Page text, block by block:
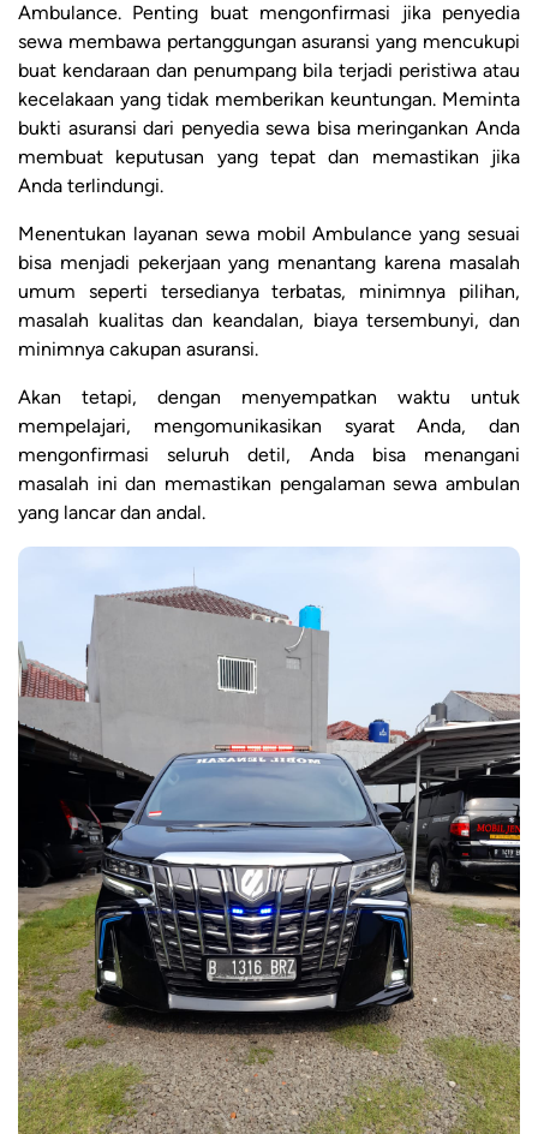
Ambulance. Penting buat mengonfirmasi jika penyedia
sewa membawa pertanggungan asuransi yang mencukupi
buat kendaraan dan penumpang bila terjadi peristiwa atau
kecelakaan yang tidak memberikan keuntungan. Meminta
bukti asuransi dari penyedia sewa bisa meringankan Anda
membuat keputusan yang tepat dan memastikan jika
Anda terlindungi.
Menentukan layanan sewa mobil Ambulance yang sesuai
bisa menjadi pekerjaan yang menantang karena masalah
umum seperti tersedianya terbatas, minimnya pilihan,
masalah kualitas dan keandalan, biaya tersembunyi, dan
minimnya cakupan asuransi.
Akan tetapi, dengan menyempatkan waktu untuk
mempelajari, mengomunikasikan syarat Anda, dan
mengonfirmasi seluruh detil, Anda bisa menangani
masalah ini dan memastikan pengalaman sewa ambulan
yang lancar dan andal.